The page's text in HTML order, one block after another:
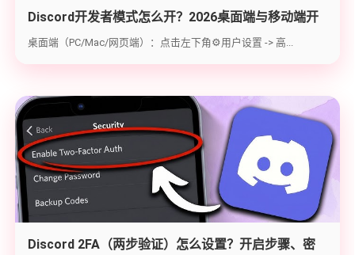
Discord开发者模式怎么开？2026桌面端与移动端开
启教程与获取ID指南
桌面端（PC/Mac/网页端）：点击左下角⚙️用户设置 -> 高...
Discord 2FA（两步验证）怎么设置？开启步骤、密